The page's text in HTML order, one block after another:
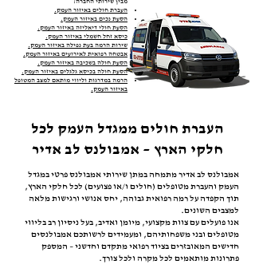
מבין שירותי החברה:
העברת חולים באיזור העמק.
הסעת נכים באיזור העמק.
הסעת חולי דיאליזה באיזור העמק.
כיסא זחל חשמלי באיזור העמק.
שירות הרמה בעת נפילה באיזור העמק.
אבטחה רפואית לאירועים באיזור העמק.
הסעת חולה בשכיבה באיזור העמק.
הסעת חולה בכיסא גלגלים באיזור העמק.
הרמה במדרגות וליווי מותאם למצב המטופל
באיזור העמק.
העברת חולים ממגדל העמק לכל
חלקי הארץ – אמבולנס לב אדיר
אמבולנס לב אדיר מתמחה במתן שירותי אמבולנס פרטי במגדל
העמק והעברת מטופלים (חולים ו/או פצועים) לכל חלקי הארץ,
תוך הקפדה על רמה רפואית גבוהה, יחס אנושי ורגישות מלאה
למצבים השונים.
אנו פועלים עם צוות מקצועי, מיומן ואדיב, בעל ניסיון רב בליווי
מטופלים ובני משפחותיהם, ומעמידים לרשותכם אמבולנסים
חדישים המאובזרים בציוד רפואי מתקדם וחדשני – המספק
פתרונות מותאמים לכל מקרה ולכל צורך.